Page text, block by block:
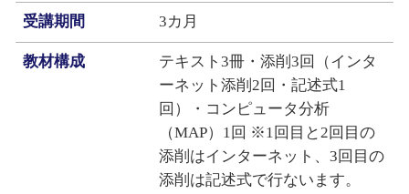
受講期間 3カ月
教材構成
テキスト3冊・添削3回（インタ
ーネット添削2回・記述式1
回）・コンピュータ分析
（MAP）1回 ※1回目と2回目の
添削はインターネット、3回目の
添削は記述式で行ないます。